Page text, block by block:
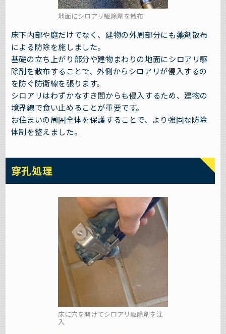
地面にシロアリ駆除剤を散布
床下内部や庭だけでなく、建物の外周部分にも薬剤散布
による防除を施しました。
基礎の立ち上がり部分や建物まわりの地面にシロアリ駆
除剤を散布することで、外側からシロアリが侵入するの
を防ぐ防衛線を張ります。
シロアリはわずかなすき間からも侵入するため、建物の
境界線で食い止めることが重要です。
お住まいの周囲全体を保護することで、より強固な防除
体制を整えました。
穿孔処理
床に穴を開けてシロアリ駆除剤を注
入